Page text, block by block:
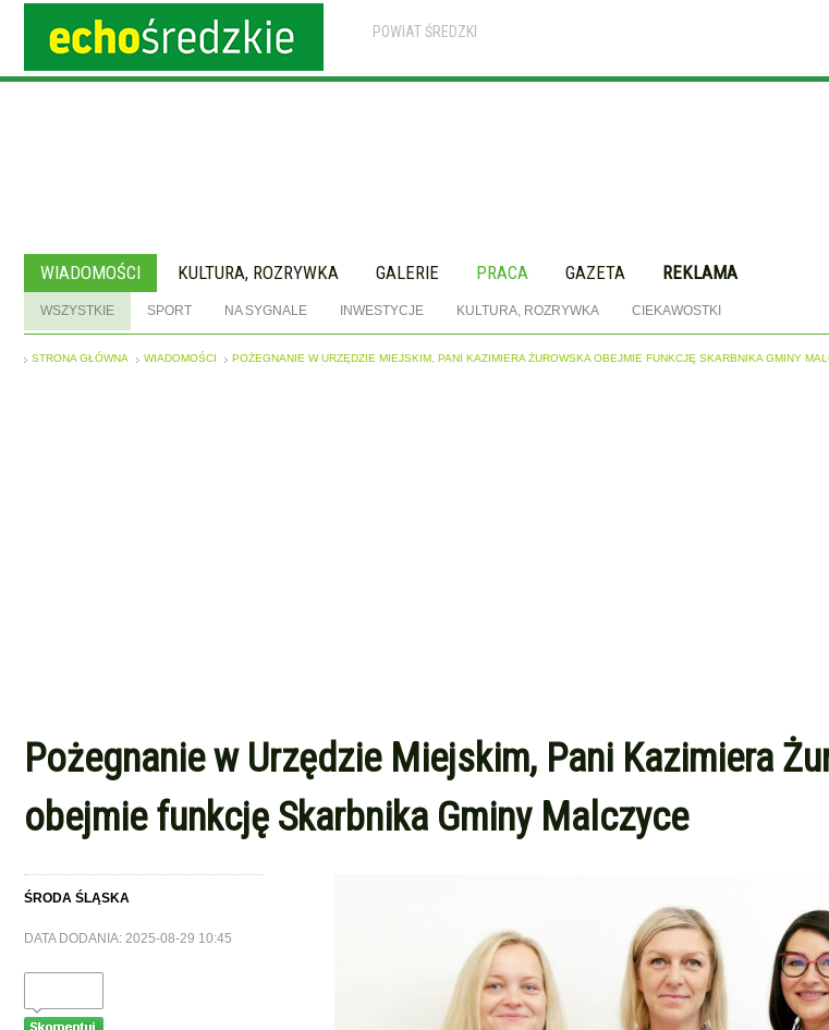
POWIAT ŚREDZKI
WIADOMOŚCI KULTURA, ROZRYWKA GALERIE PRACA GAZETA REKLAMA
WSZYSTKIE SPORT NA SYGNALE INWESTYCJE KULTURA, ROZRYWKA CIEKAWOSTKI
STRONA GŁÓWNA WIADOMOŚCI POŻEGNANIE W URZĘDZIE MIEJSKIM, PANI KAZIMIERA ŻUROWSKA OBEJMIE FUNKCJĘ SKARBNIKA GMINY
Pożegnanie w Urzędzie Miejskim, Pani Kazimiera
obejmie funkcję Skarbnika Gminy Malczyce
ŚRODA ŚLĄSKA
DATA DODANIA: 2025-08-29 10:45